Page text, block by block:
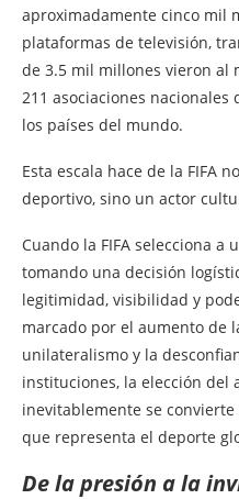
aproximadamente cinco mil
plataformas de televisión,
de 3.5 mil millones vieron al
211 asociaciones nacionales
los países del mundo.
Esta escala hace de la FIFA
deportivo, sino un actor
Cuando la FIFA selecciona a
tomando una decisión
legitimidad, visibilidad y
marcado por el aumento de
unilateralismo y la
instituciones, la elección del
inevitablemente se
que representa el deporte
De la presión a la